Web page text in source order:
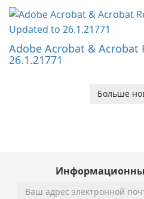
Adobe Acrobat & Acrobat
26.1.21771
Больше